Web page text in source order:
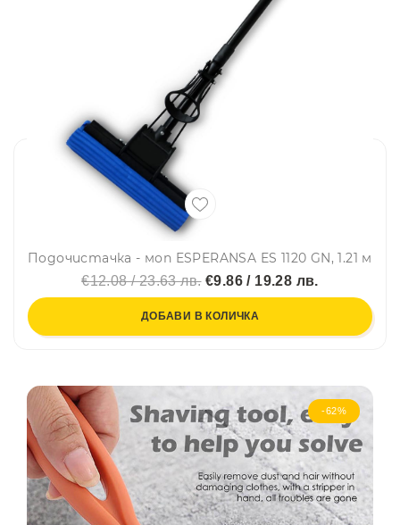
Подочистачка - моп ESPERANSA ES 1120 GN, 1.21 м
€12.08 / 23.63 лв.€9.86 / 19.28 лв.
ДОБАВИ В КОЛИЧКА
-62%